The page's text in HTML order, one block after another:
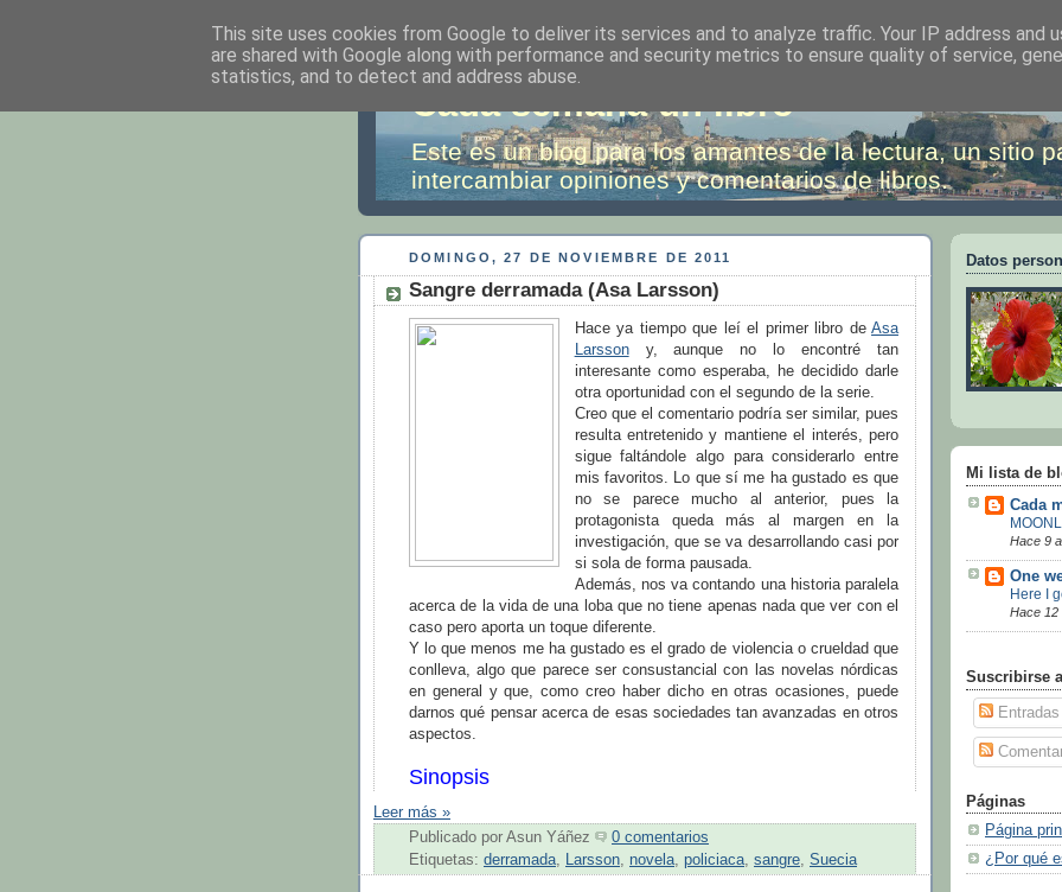
Cada semana un libro
Este es un blog para los amantes de la lectura, un sitio
intercambiar opiniones y comentarios de libros.
DOMINGO, 27 DE NOVIEMBRE DE 2011
Sangre derramada (Asa Larsson)
Hace ya tiempo que leí el primer libro de Asa
Larssony, aunque no lo encontré tan
interesante como esperaba, he decidido darle
otra oportunidad con el segundo de la serie.
Creo que el comentario podría ser similar, pues
resulta entretenido y mantiene el interés, pero
sigue faltándole algo para considerarlo entre
mis favoritos. Lo que sí me ha gustado es que
no se parece mucho al anterior, pues la
protagonista queda más al margen en la
investigación, que se va desarrollando casi por
si sola de forma pausada.
Además, nos va contando una historia paralela
acerca de la vida de una loba que no tiene apenas nada que ver con el
caso pero aporta un toque diferente.
Y lo que menos me ha gustado es el grado de violencia o crueldad que
conlleva, algo que parece ser consustancial con las novelas nórdicas
en general y que, como creo haber dicho en otras ocasiones, puede
darnos qué pensar acerca de esas sociedades tan avanzadas en otros
aspectos.
Sinopsis
Leer más »
Publicado por Asun Yáñez
0 comentarios
Etiquetas: derramada, Larsson, novela, policiaca, sangre, Suecia
Datos
Mi lista de
Cada
Hace 9
One
Here I
Hace 12
Suscribirse a
Entradas
Páginas
Página
¿Por qué
This site uses cookies from Google to deliver its services and to analyze traffic. Your IP address and
are shared with Google along with performance and security metrics to ensure quality of service,
statistics, and to detect and address abuse.